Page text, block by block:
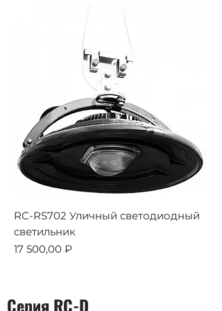
RC-RS702 Уличный светодиодный
светильник
Цена
17 500,00 ₽
Серия RC-D